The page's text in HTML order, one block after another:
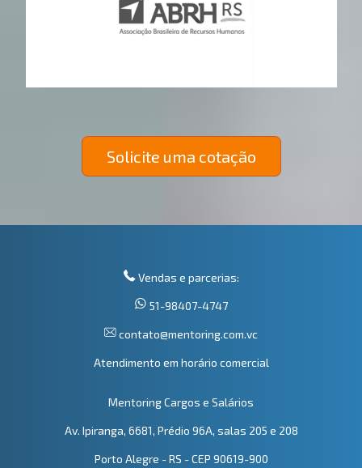
Solicite uma cotação
Vendas e parcerias:
51-98407-4747
contato@mentoring.com.vc
Atendimento em horário comercial
Mentoring Cargos e Salários
Av. Ipiranga, 6681, Prédio 96A, salas 205 e 208
Porto Alegre - RS - CEP 90619-900